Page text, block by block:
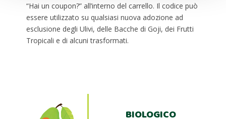
“Hai un coupon?” all’interno del carrello. Il codice può
essere utilizzato su qualsiasi nuova adozione ad
esclusione degli Ulivi, delle Bacche di Goji, dei Frutti
Tropicali e di alcuni trasformati.
BIOLOGICO